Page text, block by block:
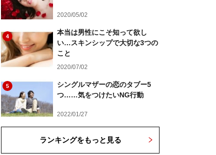
2020/05/02
4
本当は男性にこそ知って欲し
い…スキンシップで大切な3つの
こと
2020/07/02
5
シングルマザーの恋のタブー5
つ……気をつけたいNG行動
2022/01/27
ランキングをもっと見る